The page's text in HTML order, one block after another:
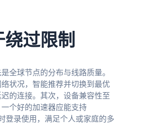
过限制
全球节点的分布与线路质量。
状况，智能推荐并切换到最优
的连接。其次，设备兼容性至
个好的加速器应能支持
登录使用，满足个人或家庭的多